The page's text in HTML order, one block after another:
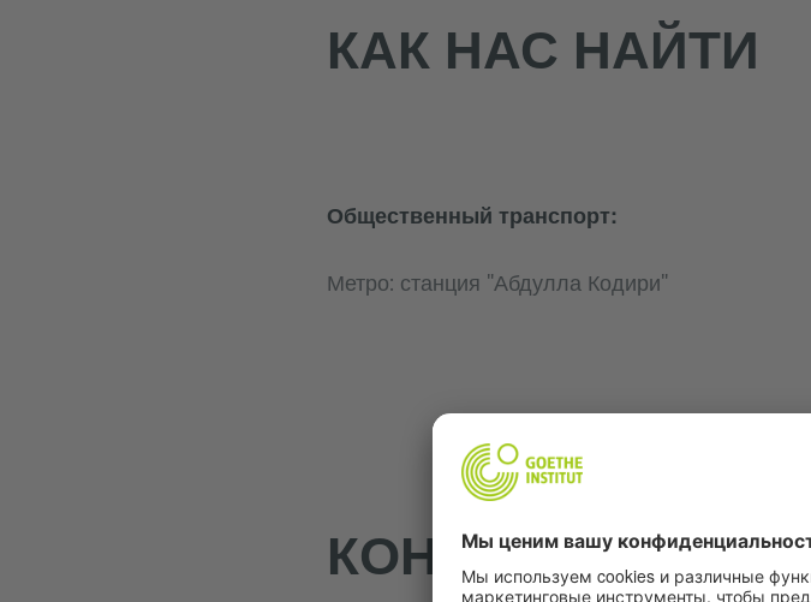
КАК НАС НАЙТИ
Общественный транспорт:
Метро: станция "Абдулла Кодири"
КОНТАКТ